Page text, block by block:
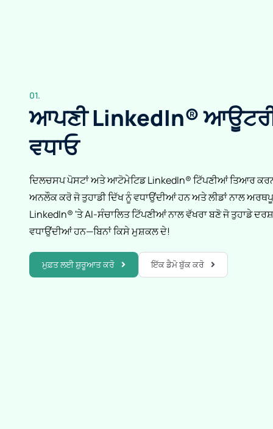
01.
ਆਪਣੀ LinkedIn®
ਵਧਾਓ
ਦਿਲਚਸਪ ਪੋਸਟਾਂ ਅਤੇ ਆਟੋਮੇਟਿਡ LinkedIn® ਟਿੱਪਣੀਆਂ ਤਿਆਰ
ਅਨਲੌਕ ਕਰੋ ਜੋ ਤੁਹਾਡੀ ਦਿੱਖ ਨੂੰ ਵਧਾਉਂਦੀਆਂ ਹਨ ਅਤੇ ਲੀਡਾਂ ਨਾਲ
LinkedIn® 'ਤੇ AI-ਸੰਚਾਲਿਤ ਟਿੱਪਣੀਆਂ ਨਾਲ ਵੱਖਰਾ ਬਣੋ ਜੋ ਤੁਹਾਡੇ
ਵਧਾਉਂਦੀਆਂ ਹਨ—ਬਿਨਾਂ ਕਿਸੇ ਮੁਸ਼ਕਲ ਦੇ!
ਮੁਫ਼ਤ ਲਈ ਸ਼ੁਰੂਆਤ ਕਰੋ ਇੱਕ ਡੈਮੋ ਬੁੱਕ ਕਰੋ